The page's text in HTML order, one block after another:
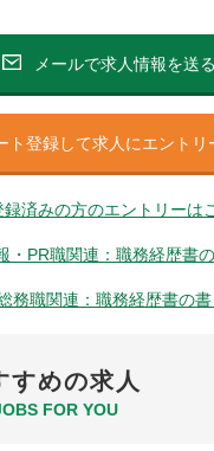
メールで求人情報を送る
ト登録して求人にエントリ
録済みの方のエントリーは
・PR職関連：職務経歴書
務職関連：職務経歴書の
すめの求人
FOR YOU